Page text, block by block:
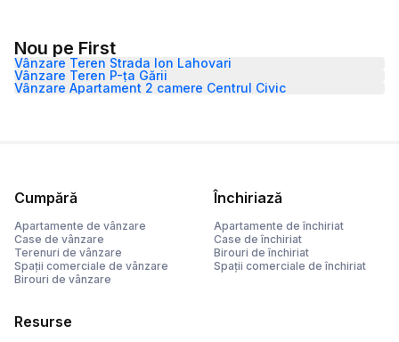
Nou pe First
Vânzare Teren Strada Ion Lahovari
Vânzare Teren P-ța Gării
Vânzare Apartament 2 camere Centrul Civic
Cumpără
Apartamente de vânzare
Case de vânzare
Terenuri de vânzare
Spații comerciale de vânzare
Birouri de vânzare
Închiriază
Apartamente de închiriat
Case de închiriat
Birouri de închiriat
Spații comerciale de închiriat
Resurse